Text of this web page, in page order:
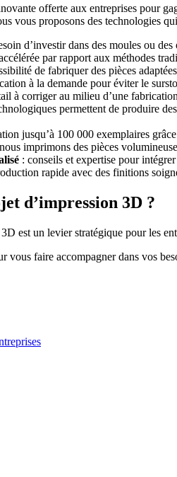
offerte aux entreprises pour
vous proposons des technologies
d’investir dans des moules ou
par rapport aux méthodes
de fabriquer des pièces
à la demande pour éviter le
à corriger au milieu d’une
permettent de produire
jusqu’à 100 000 exemplaires
imprimons des pièces
: conseils et expertise pour
rapide avec des finitions
d’impression 3D ?
est un levier stratégique pour les
vous faire accompagner dans vos